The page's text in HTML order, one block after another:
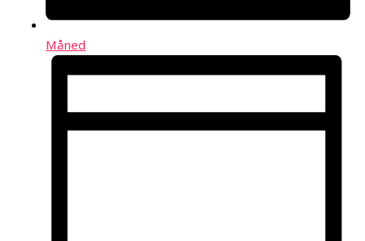
Måned